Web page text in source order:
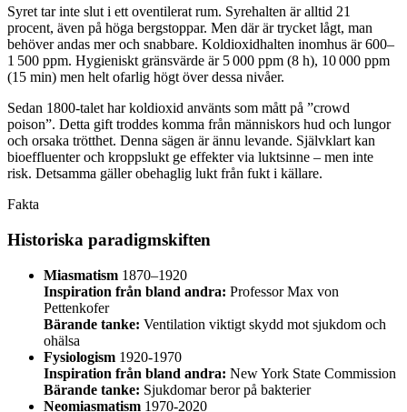
Syret tar inte slut i ett oventilerat rum. Syrehalten är alltid 21
procent, även på höga bergstoppar. Men där är trycket lågt, man
behöver andas mer och snabbare. Koldioxidhalten inomhus är 600–
1 500 ppm. Hygieniskt gränsvärde är 5 000 ppm (8 h), 10 000 ppm
(15 min) men helt ofarlig högt över dessa nivåer.
Sedan 1800-talet har koldioxid använts som mått på ”crowd
poison”. Detta gift troddes komma från människors hud och lungor
och orsaka trötthet. Denna sägen är ännu levande. Självklart kan
bioeffluenter och kroppslukt ge effekter via luktsinne – men inte
risk. Detsamma gäller obehaglig lukt från fukt i källare.
Fakta
Historiska paradigmskiften
Miasmatism 1870–1920
Inspiration från bland andra: Professor Max von
Pettenkofer
Bärande tanke: Ventilation viktigt skydd mot sjukdom och
ohälsa
Fysiologism 1920-1970
Inspiration från bland andra: New York State Commission
Bärande tanke: Sjukdomar beror på bakterier
Neomiasmatism 1970-2020